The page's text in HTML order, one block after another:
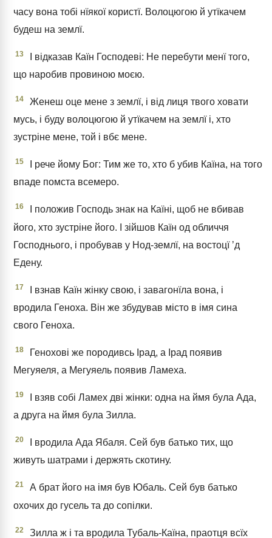
часу вона тобі нїякої користї. Волоцюгою й утїкачем
будеш на землї.
13
І відказав Каїн Господеві: Не перебути менї того,
що наробив провиною моєю.
14
Женеш оце мене з землї, і від лиця твого ховати
мусь, і буду волоцюгою й утїкачем на землї і, хто
зустріне мене, той і вбє мене.
15
І рече йому Бог: Тим же то, хто б убив Каїна, на того
впаде помста всемеро.
16
І положив Господь знак на Каїні, щоб не вбивав
його, хто зустріне його. І зійшов Каїн од обличчя
Господнього, і пробував у Нод-землї, на востоцї ʼд
Едену.
17
І взнав Каїн жінку свою, і завагонїла вона, і
вродила Геноха. Він же збудував місто в імя сина
свого Геноха.
18
Генохові же породивсь Ірад, а Ірад появив
Мегуяеля, а Мегуяель появив Ламеха.
19
І взяв собі Ламех дві жінки: одна на ймя була Ада,
а друга на ймя була Зилла.
20
І вродила Ада Ябаля. Сей був батько тих, що
живуть шатрами і держять скотину.
21
А брат його на імя був Юбаль. Сей був батько
охочих до гусель та до сопілки.
22
Зилла ж і та вродила Тубаль-Каїна, праотця всїх